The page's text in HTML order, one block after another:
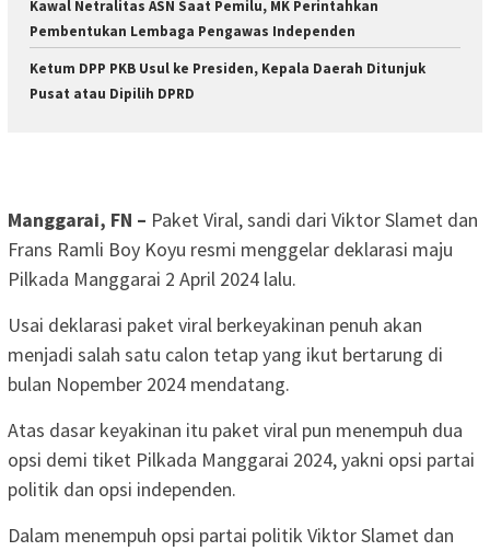
Kawal Netralitas ASN Saat Pemilu, MK Perintahkan
Pembentukan Lembaga Pengawas Independen
Ketum DPP PKB Usul ke Presiden, Kepala Daerah Ditunjuk
Pusat atau Dipilih DPRD
Manggarai, FN – Paket Viral, sandi dari Viktor Slamet dan
Frans Ramli Boy Koyu resmi menggelar deklarasi maju
Pilkada Manggarai 2 April 2024 lalu.
Usai deklarasi paket viral berkeyakinan penuh akan
menjadi salah satu calon tetap yang ikut bertarung di
bulan Nopember 2024 mendatang.
Atas dasar keyakinan itu paket viral pun menempuh dua
opsi demi tiket Pilkada Manggarai 2024, yakni opsi partai
politik dan opsi independen.
Dalam menempuh opsi partai politik Viktor Slamet dan